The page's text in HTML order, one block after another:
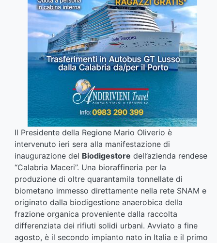
Il Presidente della Regione Mario Oliverio è
intervenuto ieri sera alla manifestazione di
inaugurazione del Biodigestore dell’azienda rendese
“Calabria Maceri”. Una bioraffineria per la
produzione di oltre quarantamila tonnellate di
biometano immesso direttamente nella rete SNAM e
originato dalla biodigestione anaerobica della
frazione organica proveniente dalla raccolta
differenziata dei rifiuti solidi urbani. Avviato a fine
agosto, è il secondo impianto nato in Italia e il primo